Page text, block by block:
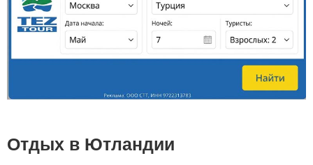
Отдых в Ютландии